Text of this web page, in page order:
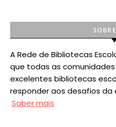
A Rede de Bibliotecas
que todas as
excelentes bibliotecas
responder aos desafios da
Saber mais